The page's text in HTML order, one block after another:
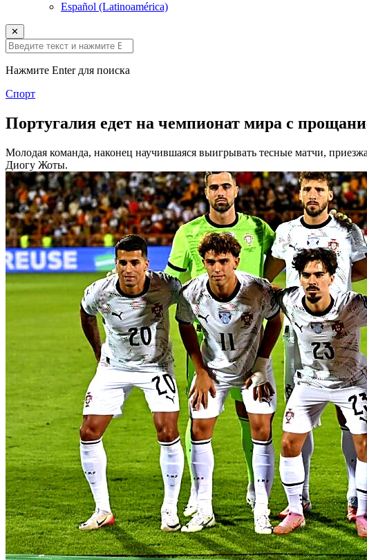
Español (Latinoamérica)
✕
Нажмите Enter для поиска
Спорт
Португалия едет на чемпионат мира с
Молодая команда, наконец научившаяся выигрывать тесные матчи,
Диогу Жоты.